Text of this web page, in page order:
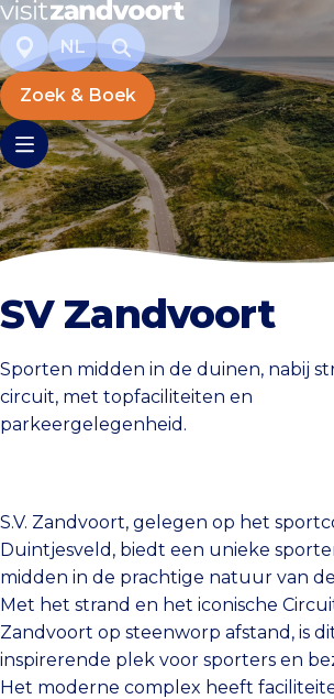
NL
Zoek & Boek
SV Zandvoort
Sporten midden in de duinen, nabij
circuit, met topfaciliteiten en
parkeergelegenheid.
S.V. Zandvoort, gelegen op het
Duintjesveld, biedt een unieke
midden in de prachtige natuur van
Met het strand en het iconische
Zandvoort op steenworp afstand, is
inspirerende plek voor sporters en
Het moderne complex heeft